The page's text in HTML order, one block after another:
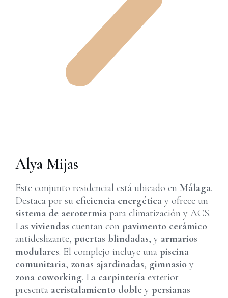
Alya Mijas
Este conjunto residencial está ubicado en Málaga.
Destaca por su eficiencia energética y ofrece un
sistema de aerotermia para climatización y ACS.
Las viviendas cuentan con pavimento cerámico
antideslizante, puertas blindadas, y armarios
modulares. El complejo incluye una piscina
comunitaria, zonas ajardinadas, gimnasio y
zona coworking. La carpintería exterior
presenta acristalamiento doble y persianas